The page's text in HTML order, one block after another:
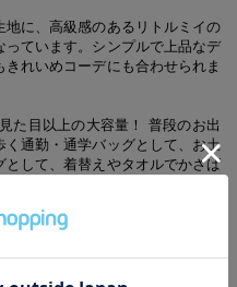
に、高級感のあるリトルミイの
ています。シンプルで上品なデ
れいめコーデにも合わせられま
た目以上の大容量！ 普段のお出
通勤・通学バッグとして、お土
して、着替えやタオルでかさば
す。